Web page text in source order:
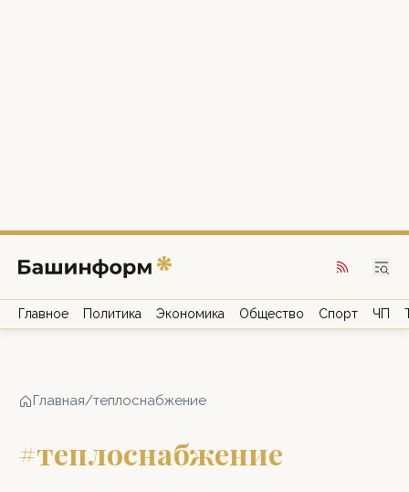
Главное Политика Экономика Общество Спорт ЧП
Главная/теплоснабжение
#теплоснабжение